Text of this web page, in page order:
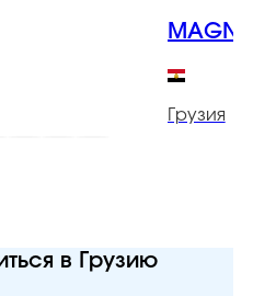
Грузия
в Грузию